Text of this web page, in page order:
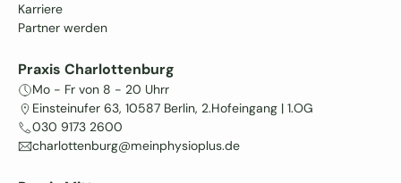
Karriere
Partner werden
Praxis Charlottenburg
Mo - Fr von 8 - 20 Uhrr
Einsteinufer 63, 10587 Berlin, 2.Hofeingang | 1.OG
030 9173 2600
charlottenburg@meinphysioplus.de